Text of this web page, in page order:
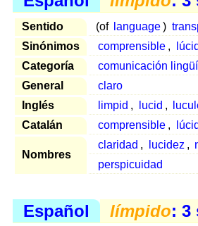
Sentido (of language)
Sinónimos
comprensible ,
Categoría
comunicación
General
claro
Inglés
limpid , lucid ,
Catalán
comprensible , lúcid
Nombres
claridad , lucidez ,
perspicuidad
Español límpido: 3